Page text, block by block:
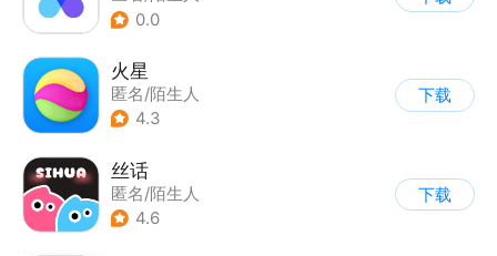
0.0
火星
匿名/陌生人
4.3
下载
丝话
匿名/陌生人
4.6
下载